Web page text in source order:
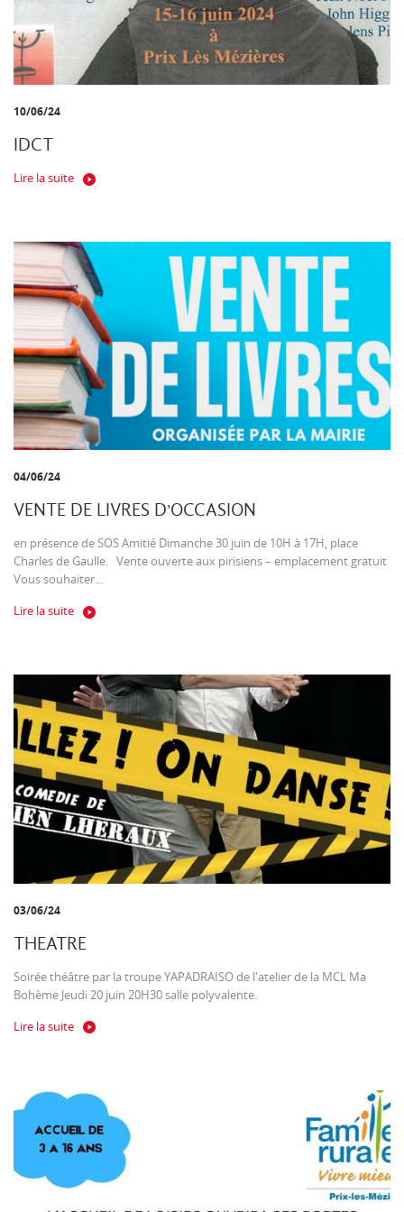
10/06/24
IDCT
Lire la suite
04/06/24
VENTE DE LIVRES D'OCCASION
en présence de SOS Amitié Dimanche 30 juin de 10H à 17H, place
Charles de Gaulle. Vente ouverte aux pirisiens – emplacement gratuit
Vous souhaiter...
Lire la suite
03/06/24
THEATRE
Soirée théâtre par la troupe YAPADRAISO de l'atelier de la MCL Ma
Bohème Jeudi 20 juin 20H30 salle polyvalente.
Lire la suite